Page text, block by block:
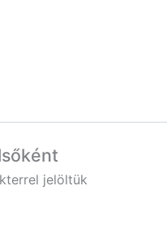
jelöltük